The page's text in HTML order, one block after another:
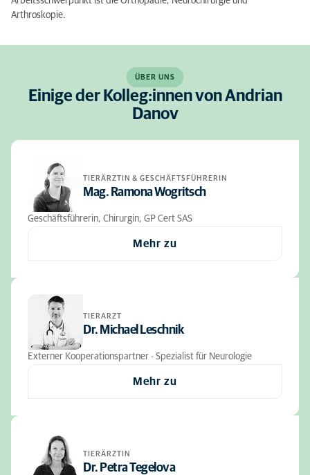
Arthroskopie.
ÜBER UNS
Einige der Kolleg:innen von Andrian
Danov
TIERÄRZTIN & GESCHÄFTSFÜHRERIN
Mag. Ramona Wogritsch
Geschäftsführerin, Chirurgin, GP Cert SAS
Mehr zu
TIERARZT
Dr. Michael Leschnik
Externer Kooperationspartner - Spezialist für Neurologie
Mehr zu
TIERÄRZTIN
Dr. Petra Tegelova